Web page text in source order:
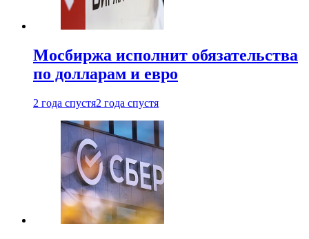
Мосбиржа исполнит обязательства
по долларам и евро
2 года спустя2 года спустя